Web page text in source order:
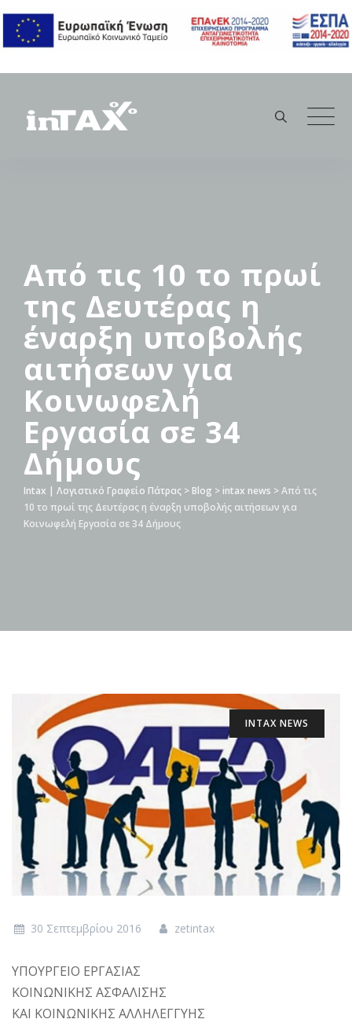
content
Aπό τις 10 το πρωί
της Δευτέρας η
έναρξη υποβολής
αιτήσεων για
Κοινωφελή
Εργασία σε 34
Δήμους
Intax | Λογιστικό Γραφείο Πάτρας > Blog > intax news >Aπό τις
10 το πρωί της Δευτέρας η έναρξη υποβολής αιτήσεων για
Κοινωφελή Εργασία σε 34 Δήμους
INTAX NEWS
30 Σεπτεμβρίου 2016 zetintax
ΥΠΟΥΡΓΕΙΟ EΡΓΑΣΙΑΣ
ΚΟΙΝΩΝΙΚΗΣ ΑΣΦΑΛΙΣΗΣ
ΚΑΙ ΚΟΙΝΩΝΙΚΗΣ ΑΛΛΗΛΕΓΓΥΗΣ